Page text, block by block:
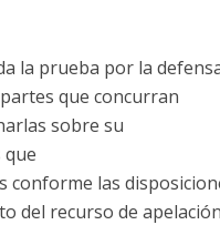
la prueba por la
que concurran
sobre su
conforme las
del recurso de apelación